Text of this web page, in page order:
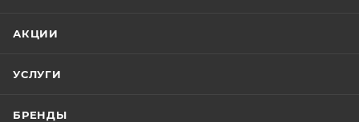
АКЦИИ
УСЛУГИ
БРЕНДЫ